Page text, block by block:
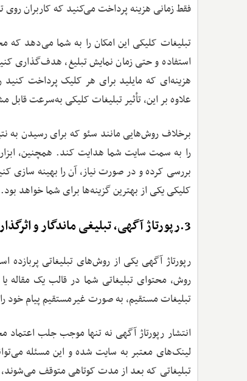
فقط زمانی هزینه پرداخت می‌کنید که کاربران
تبلیغات کلیکی این امکان را به شما می‌دهد که
استفاده و حتی زمان نمایش تبلیغ، هدف‌گذاری
هزینه‌ای که مایلید برای هر کلیک پرداخت
علاوه بر این، تأثیر تبلیغات کلیکی به‌سرعت قابل
برخلاف روش‌هایی مانند سئو که برای رسیدن به
را به سمت سایت شما هدایت کند. همچنین،
بررسی کرده و در صورت نیاز، آن را بهینه ‌سازی
کلیکی یکی از بهترین گزینه‌ها برای شما خواهد بود.
3.رپورتاژ آگهی، تبلیغی ماندگار و اثرگذار
رپورتاژ آگهی یکی از روش‌های تبلیغاتی
روش، محتوای تبلیغاتی شما در قالب یک
تبلیغات مستقیم، به ‌صورت غیرمستقیم پیام خود
انتشار رپورتاژ آگهی نه ‌تنها موجب جلب
‌لینک‌های معتبر به سایت شده و این مسئله
تبلیغاتی که بعد از مدت کوتاهی متوقف